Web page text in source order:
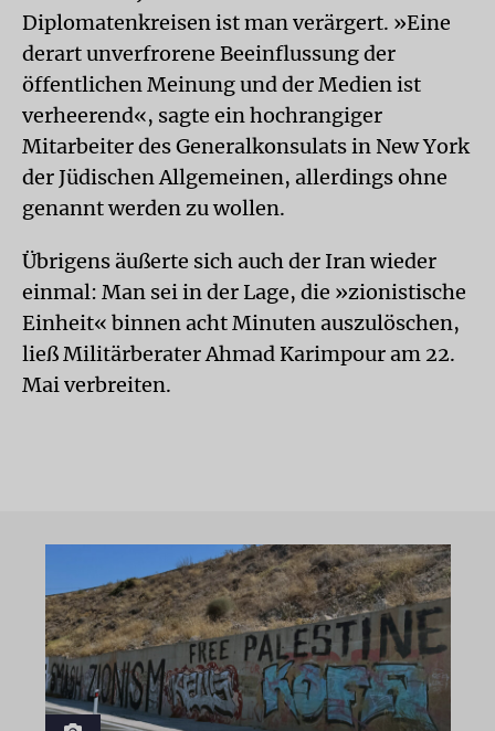
Diplomatenkreisen ist man verärgert. »Eine
derart unverfrorene Beeinflussung der
öffentlichen Meinung und der Medien ist
verheerend«, sagte ein hochrangiger
Mitarbeiter des Generalkonsulats in New York
der Jüdischen Allgemeinen, allerdings ohne
genannt werden zu wollen.
Übrigens äußerte sich auch der Iran wieder
einmal: Man sei in der Lage, die »zionistische
Einheit« binnen acht Minuten auszulöschen,
ließ Militärberater Ahmad Karimpour am 22.
Mai verbreiten.